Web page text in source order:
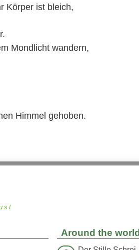
Körper ist bleich,
Mondlicht wandern,
Himmel gehoben.
Around the world